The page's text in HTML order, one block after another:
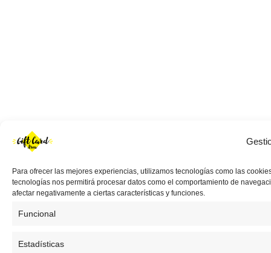
Para ofrecer las mejores experiencias, utilizamos tecnologías como las
tecnologías nos permitirá procesar datos como el comportamiento de
afectar negativamente a ciertas características y funciones.
Funcional
Estadísticas